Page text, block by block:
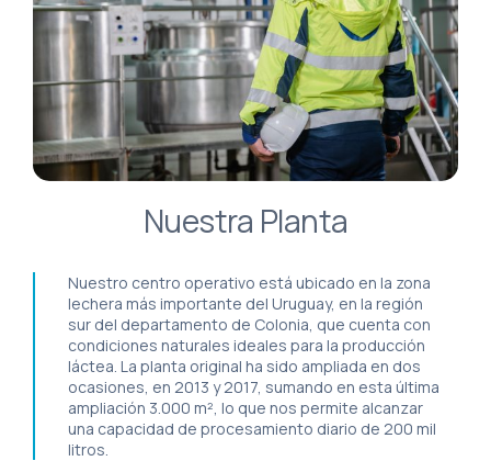
Nuestra Planta
Nuestro centro operativo está ubicado en la zona
lechera más importante del Uruguay, en la región
sur del departamento de Colonia, que cuenta con
condiciones naturales ideales para la producción
láctea. La planta original ha sido ampliada en dos
ocasiones, en 2013 y 2017, sumando en esta última
ampliación 3.000 m², lo que nos permite alcanzar
una capacidad de procesamiento diario de 200 mil
litros.